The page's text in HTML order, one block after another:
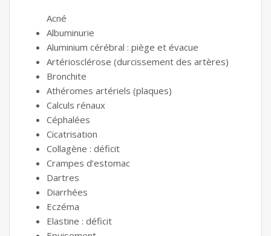
Acné
Albuminurie
Aluminium cérébral : piège et évacue
Artériosclérose (durcissement des artères)
Bronchite
Athéromes artériels (plaques)
Calculs rénaux
Céphalées
Cicatrisation
Collagène : déficit
Crampes d’estomac
Dartres
Diarrhées
Eczéma
Elastine : déficit